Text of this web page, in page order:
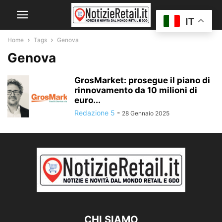
Home Tags Genova
Genova
GrosMarket: prosegue il piano di
rinnovamento da 10 milioni di
euro...
Redazione 5 - 28 Gennaio 2025
CHI SIAMO
IT